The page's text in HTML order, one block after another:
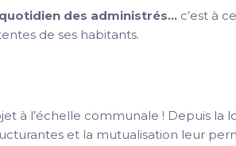
des administrés… c’est à
de ses habitants.
à l’échelle communale ! Depuis la
et la mutualisation leur